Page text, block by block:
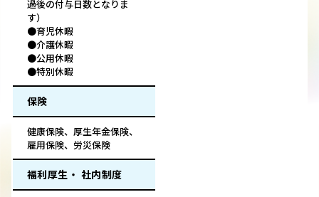
過後の付与日数となりま
す）
●育児休暇
●介護休暇
●公用休暇
●特別休暇
保険
健康保険、厚生年金保険、
雇用保険、労災保険
福利厚生・ 社内制度